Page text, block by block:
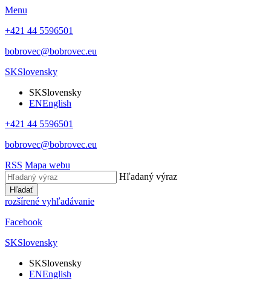
Menu
+421 44 5596501
bobrovec@bobrovec.eu
SKSlovensky
SKSlovensky
ENEnglish
+421 44 5596501
bobrovec@bobrovec.eu
RSS Mapa webu
Hľadaný výraz
Hľadať
rozšírené vyhľadávanie
Facebook
SKSlovensky
SKSlovensky
ENEnglish